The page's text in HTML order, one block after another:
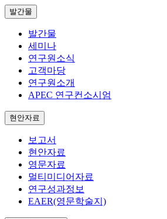
발간물
발간물
세미나
연구원소식
고객마당
연구원소개
APEC 연구컨소시엄
현안자료
보고서
현안자료
영문자료
멀티미디어자료
연구성과정보
EAER(영문학술지)